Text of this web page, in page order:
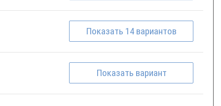
Показать 14 вариантов
Показать вариант